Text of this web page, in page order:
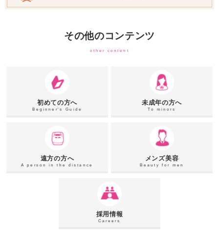
その他のコンテンツ
other content
初めての方へ
Beginner's Guide
未成年の方へ
To minors
遠方の方へ
A person in the distance
メンズ美容
Beauty for men
採用情報
Careers